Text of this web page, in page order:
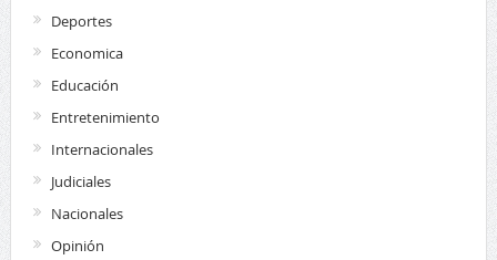
Deportes
Economica
Educación
Entretenimiento
Internacionales
Judiciales
Nacionales
Opinión